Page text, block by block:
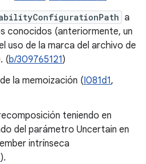
a
conocidos (anteriormente, un
uso de la marca del archivo de
(b/309765121)
la memoización (I081d1,
teniendo en
del parámetro Uncertain en
intrínseca
).